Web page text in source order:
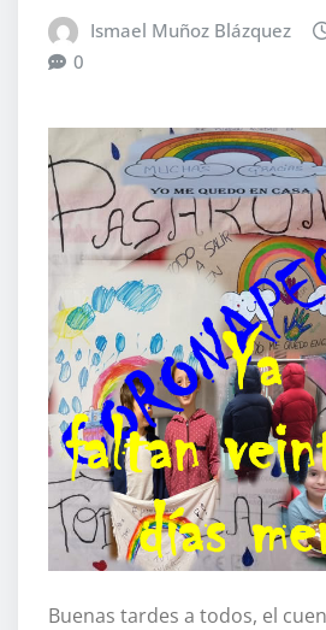
Ismael Muñoz Blázquez
0
Buenas tardes a todos, el